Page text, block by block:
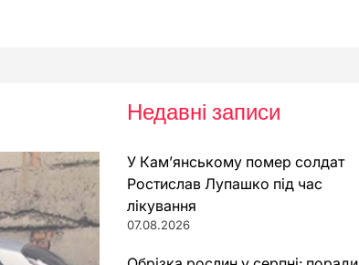
Недавні записи
У Кам’янському помер солдат
Ростислав Лупашко під час
лікування
07.08.2026